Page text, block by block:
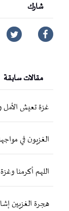
شارك
مقالات سابقة
غزة تعيش
الغزيون في
اللهم أكرمنا
هجرة الغزيين